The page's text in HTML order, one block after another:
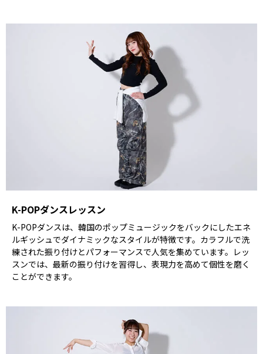
K-POPダンスレッスン
K-POPダンスは、韓国のポップミュージックをバックにしたエネ
ルギッシュでダイナミックなスタイルが特徴です。カラフルで洗
練された振り付けとパフォーマンスで人気を集めています。レッ
スンでは、最新の振り付けを習得し、表現力を高めて個性を磨く
ことができます。